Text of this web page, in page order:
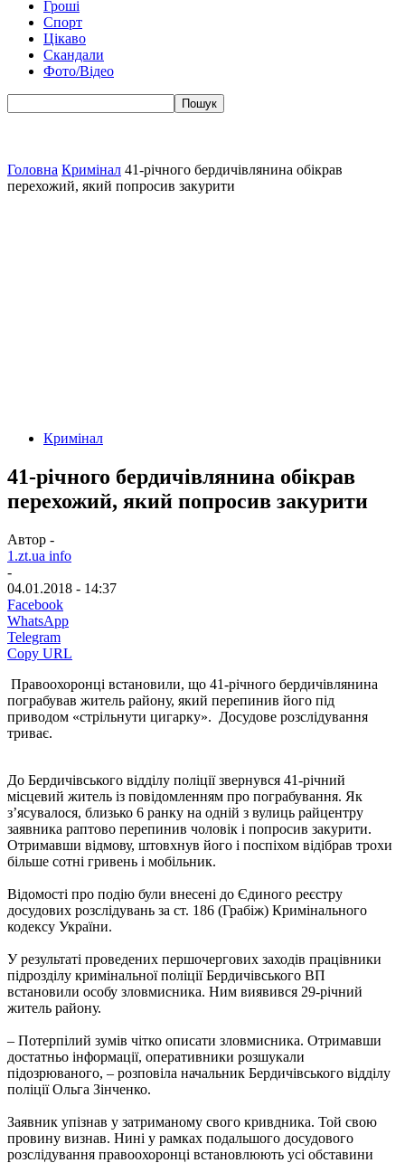
Гроші
Спорт
Цікаво
Скандали
Фото/Відео
Головна Кримінал 41-річного бердичівлянина обікрав
перехожий, який попросив закурити
Кримінал
41-річного бердичівлянина обікрав
перехожий, який попросив закурити
Автор -
1.zt.ua info
-
04.01.2018 - 14:37
Facebook
WhatsApp
Telegram
Copy URL
Правоохоронці встановили, що 41-річного бердичівлянина
пограбував житель району, який перепинив його під
приводом «стрільнути цигарку». Досудове розслідування
триває.
До Бердичівського відділу поліції звернувся 41-річний
місцевий житель із повідомленням про пограбування. Як
з’ясувалося, близько 6 ранку на одній з вулиць райцентру
заявника раптово перепинив чоловік і попросив закурити.
Отримавши відмову, штовхнув його і поспіхом відібрав трохи
більше сотні гривень і мобільник.
Відомості про подію були внесені до Єдиного реєстру
досудових розслідувань за ст. 186 (Грабіж) Кримінального
кодексу України.
У результаті проведених першочергових заходів працівники
підрозділу кримінальної поліції Бердичівського ВП
встановили особу зловмисника. Ним виявився 29-річний
житель району.
– Потерпілий зумів чітко описати зловмисника. Отримавши
достатньо інформації, оперативники розшукали
підозрюваного, – розповіла начальник Бердичівського відділу
поліції Ольга Зінченко.
Заявник упізнав у затриманому свого кривдника. Той свою
провину визнав. Нині у рамках подальшого досудового
розслідування правоохоронці встановлюють усі обставини